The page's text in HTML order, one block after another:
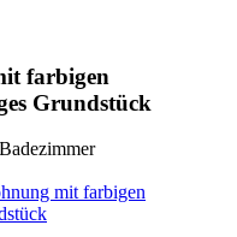
farbigen
Grundstück
mit farbigen